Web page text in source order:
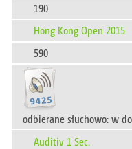
190
Hong Kong Open 2015
590
odbierane słuchowo: w
Auditiv 1 Sec.